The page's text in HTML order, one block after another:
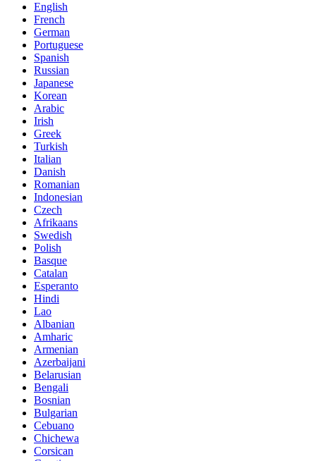
English
French
German
Portuguese
Spanish
Russian
Japanese
Korean
Arabic
Irish
Greek
Turkish
Italian
Danish
Romanian
Indonesian
Czech
Afrikaans
Swedish
Polish
Basque
Catalan
Esperanto
Hindi
Lao
Albanian
Amharic
Armenian
Azerbaijani
Belarusian
Bengali
Bosnian
Bulgarian
Cebuano
Chichewa
Corsican